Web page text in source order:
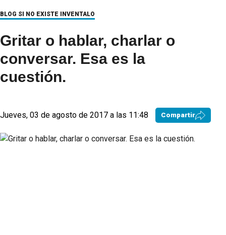
BLOG SI NO EXISTE INVENTALO
Gritar o hablar, charlar o
conversar. Esa es la
cuestión.
Jueves, 03 de agosto de 2017 a las 11:48 Compartir